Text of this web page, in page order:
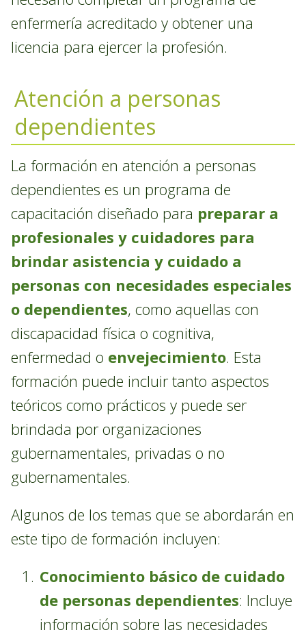
enfermería acreditado y obtener una
licencia para ejercer la profesión.
Atención a personas
dependientes
La formación en atención a personas
dependientes es un programa de
capacitación diseñado para preparar a
profesionales y cuidadores para
brindar asistencia y cuidado a
personas con necesidades especiales
o dependientes, como aquellas con
discapacidad física o cognitiva,
enfermedad o envejecimiento. Esta
formación puede incluir tanto aspectos
teóricos como prácticos y puede ser
brindada por organizaciones
gubernamentales, privadas o no
gubernamentales.
Algunos de los temas que se abordarán en
este tipo de formación incluyen:
Conocimiento básico de cuidado
de personas dependientes: Incluye
información sobre las necesidades